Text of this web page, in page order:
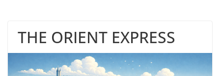
THE ORIENT EXPRESS